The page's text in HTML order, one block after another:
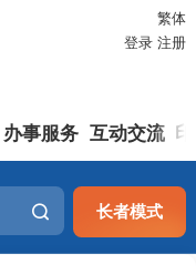
繁体
登录 注册
办事服务 互动交流
长者模式